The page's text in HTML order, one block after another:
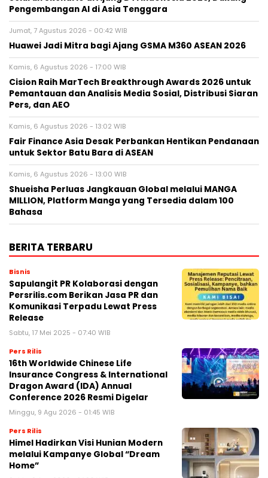
Pengembangan AI di Asia Tenggara
Jumat, 7 Agustus 2026 - 00:42 WIB
Huawei Jadi Mitra bagi Ajang GSMA M360 ASEAN 2026
Kamis, 6 Agustus 2026 - 17:00 WIB
Cision Raih MarTech Breakthrough Awards 2026 untuk
Pemantauan dan Analisis Media Sosial, Distribusi Siaran
Pers, dan AEO
Kamis, 6 Agustus 2026 - 13:02 WIB
Fair Finance Asia Desak Perbankan Hentikan Pendanaan
untuk Sektor Batu Bara di ASEAN
Kamis, 6 Agustus 2026 - 13:00 WIB
Shueisha Perluas Jangkauan Global melalui MANGA
MILLION, Platform Manga yang Tersedia dalam 100
Bahasa
BERITA TERBARU
Bisnis
Sapulangit PR Kolaborasi dengan
Persrilis.com Berikan Jasa PR dan
Komunikasi Terpadu Lewat Press
Release
Sabtu, 17 Mei 2025 - 07:40 WIB
Pers Rilis
16th Worldwide Chinese Life
Insurance Congress & International
Dragon Award (IDA) Annual
Conference 2026 Resmi Digelar
Minggu, 9 Agu 2026 - 01:45 WIB
Pers Rilis
Himel Hadirkan Visi Hunian Modern
melalui Kampanye Global “Dream
Home”